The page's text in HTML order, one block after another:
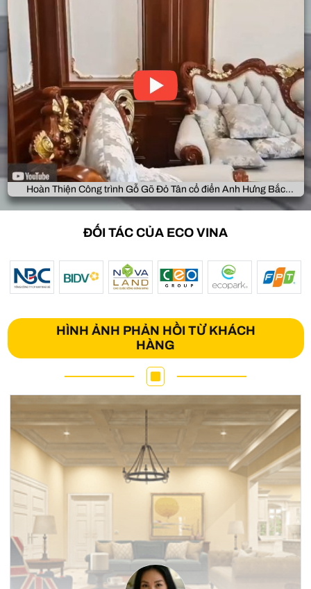
Hoàn Thiện Công trình Gỗ Gõ Đỏ Tân cổ điển Anh Hưng Bắc
Giang
ĐỐI TÁC CỦA ECO VINA
HÌNH ẢNH PHẢN HỒI TỪ KHÁCH
HÀNG